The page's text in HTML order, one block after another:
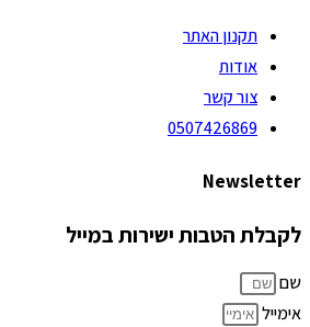
תקנון האתר
אודות
צור קשר
0507426869
Newsletter
לקבלת הטבות ישירות במייל
שם
אימייל